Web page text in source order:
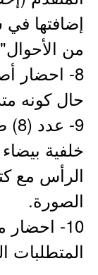
إضافتها
من
8- احضار
حال كونه
9-
الرأس مع
الصورة.
10-
المتطلبات